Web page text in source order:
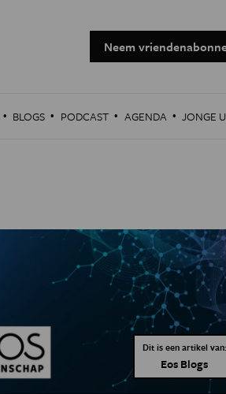
Neem
· BLOGS · PODCAST · AGENDA · JONGE
Dit is een artikel van:
Eos Blogs